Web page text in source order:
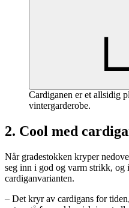
Cardiganen er et allsidig
vintergarderobe.
2. Cool med
Når gradestokken kryper
seg inn i god og varm strikk, og
cardiganvarianten.
– Det kryr av cardigans for